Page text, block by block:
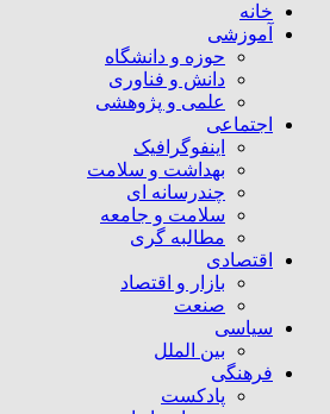
خانه
آموزشی
حوزه و دانشگاه
دانش و فناوری
علمی و پژوهشی
اجتماعی
اینفوگرافیک
بهداشت و سلامت
چندرسانه ای
سلامت و جامعه
مطالبه گری
اقتصادی
بازار و اقتصاد
صنعت
سیاسی
بین الملل
فرهنگی
پادکست